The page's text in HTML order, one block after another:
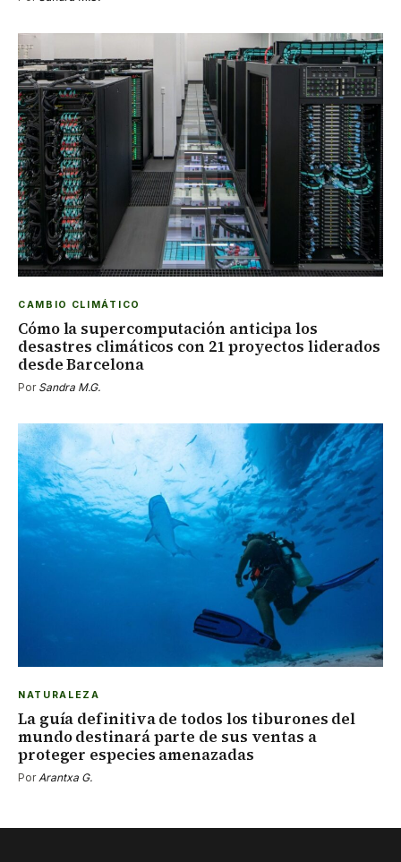
CAMBIO CLIMÁTICO
Cómo la supercomputación anticipa los
desastres climáticos con 21 proyectos liderados
desde Barcelona
Por Sandra M.G.
NATURALEZA
La guía definitiva de todos los tiburones del
mundo destinará parte de sus ventas a
proteger especies amenazadas
Por Arantxa G.